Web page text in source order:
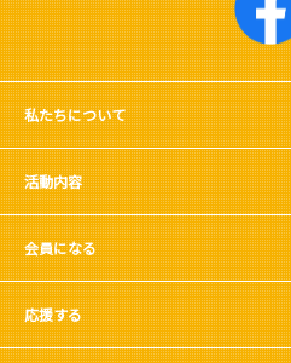
私たちについて
活動内容
会員になる
応援する